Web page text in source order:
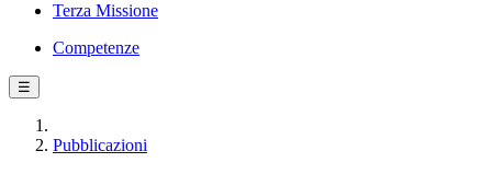
Terza Missione
Competenze
☰
Pubblicazioni